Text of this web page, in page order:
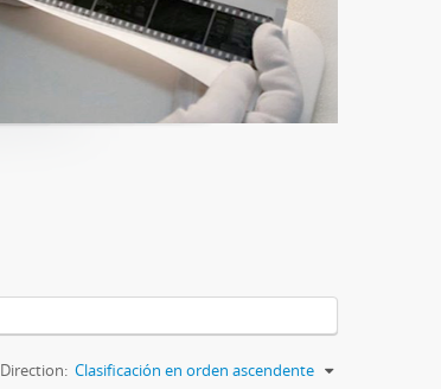
Direction: Clasificación en orden ascendente